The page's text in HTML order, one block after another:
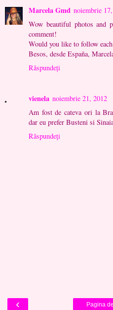
Marcela Gmd noiembrie
Wow beautiful photos and
comment!
Would you like to follow
Besos, desde España,
Răspundeți
vienela noiembrie 21, 2012
Am fost de cateva ori la
dar eu prefer Busteni si
Răspundeți
‹ Pagina